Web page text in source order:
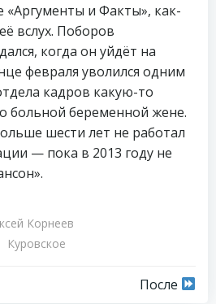
«Аргументы и Факты», как-
вслух. Поборов
когда он уйдёт на
февраля уволился одним
кадров какую-то
больной беременной жене.
шести лет не работал
— пока в 2013 году не
Корнеев
Куровское
Навигация
После